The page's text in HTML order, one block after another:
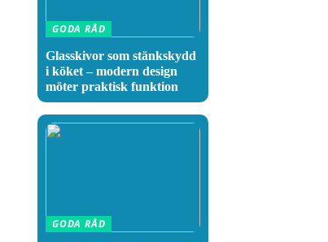
GODA RÅD
Glasskivor som stänkskydd
i köket – modern design
möter praktisk funktion
GODA RÅD